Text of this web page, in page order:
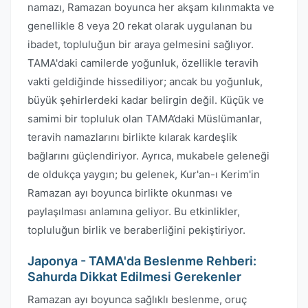
namazı, Ramazan boyunca her akşam kılınmakta ve
genellikle 8 veya 20 rekat olarak uygulanan bu
ibadet, topluluğun bir araya gelmesini sağlıyor.
TAMA'daki camilerde yoğunluk, özellikle teravih
vakti geldiğinde hissediliyor; ancak bu yoğunluk,
büyük şehirlerdeki kadar belirgin değil. Küçük ve
samimi bir topluluk olan TAMA’daki Müslümanlar,
teravih namazlarını birlikte kılarak kardeşlik
bağlarını güçlendiriyor. Ayrıca, mukabele geleneği
de oldukça yaygın; bu gelenek, Kur'an-ı Kerim'in
Ramazan ayı boyunca birlikte okunması ve
paylaşılması anlamına geliyor. Bu etkinlikler,
topluluğun birlik ve beraberliğini pekiştiriyor.
Japonya - TAMA'da Beslenme Rehberi:
Sahurda Dikkat Edilmesi Gerekenler
Ramazan ayı boyunca sağlıklı beslenme, oruç